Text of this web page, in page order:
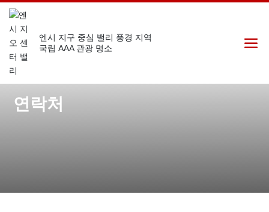
엔시 지구 중심 밸리 풍경 지역
국립 AAA 관광 명소
연락처